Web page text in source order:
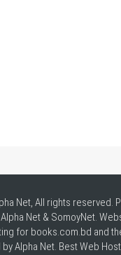
Net, All rights reserved.
Net & SomoyNet.
for books.com.bd and
Alpha Net. BestWeb